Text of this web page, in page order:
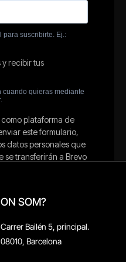
ON SOM?
Carrer Bailén 5, principal.
08010, Barcelona